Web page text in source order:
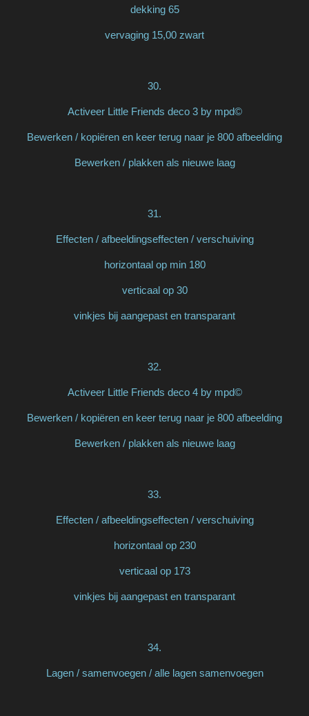
dekking 65
vervaging 15,00 zwart
30.
Activeer Little Friends deco 3 by mpd©
Bewerken / kopiëren en keer terug naar je 800 afbeelding
Bewerken / plakken als nieuwe laag
31.
Effecten / afbeeldingseffecten / verschuiving
horizontaal op min 180
verticaal op 30
vinkjes bij aangepast en transparant
32.
Activeer Little Friends deco 4 by mpd©
Bewerken / kopiëren en keer terug naar je 800 afbeelding
Bewerken / plakken als nieuwe laag
33.
Effecten / afbeeldingseffecten / verschuiving
horizontaal op 230
verticaal op 173
vinkjes bij aangepast en transparant
34.
Lagen / samenvoegen / alle lagen samenvoegen